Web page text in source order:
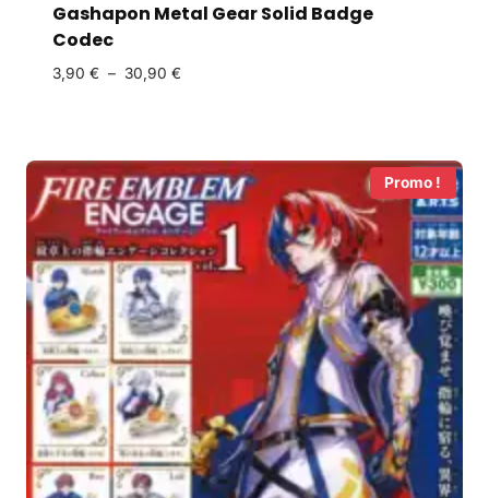
Gashapon Metal Gear Solid Badge
Codec
3,90 € – 30,90 €
Promo !